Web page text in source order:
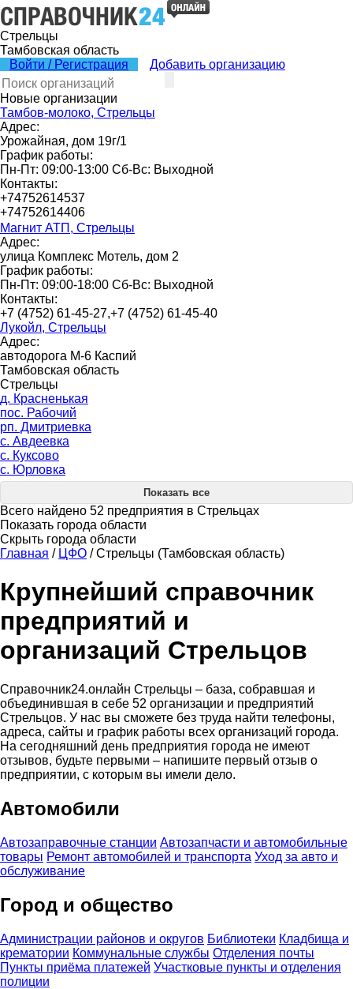
Стрельцы
Тамбовская область
Войти / Регистрация
Добавить организацию
Новые организации
Тамбов-молоко, Стрельцы
Адрес:
Урожайная, дом 19г/1
График работы:
Пн-Пт: 09:00-13:00 Сб-Вс: Выходной
Контакты:
+74752614537
+74752614406
Магнит АТП, Стрельцы
Адрес:
улица Комплекс Мотель, дом 2
График работы:
Пн-Пт: 09:00-18:00 Сб-Вс: Выходной
Контакты:
+7 (4752) 61-45-27,+7 (4752) 61-45-40
Лукойл, Стрельцы
Адрес:
автодорога М-6 Каспий
Тамбовская область
Стрельцы
д. Красненькая
пос. Рабочий
рп. Дмитриевка
с. Авдеевка
с. Куксово
с. Юрловка
Показать все
Всего найдено 52 предприятия в Стрельцах
Показать города области
Скрыть города области
Главная / ЦФО / Стрельцы (Тамбовская область)
Крупнейший справочник
предприятий и
организаций Стрельцов
Справочник24.онлайн Стрельцы – база, собравшая и
объединившая в себе 52 организации и предприятий
Стрельцов. У нас вы сможете без труда найти телефоны,
адреса, сайты и график работы всех организаций города.
На сегодняшний день предприятия города не имеют
отзывов, будьте первыми – напишите первый отзыв о
предприятии, с которым вы имели дело.
Автомобили
Автозаправочные станции Автозапчасти и автомобильные
товары Ремонт автомобилей и транспорта Уход за авто и
обслуживание
Город и общество
Администрации районов и округов Библиотеки Кладбища и
крематории Коммунальные службы Отделения почты
Пункты приёма платежей Участковые пункты и отделения
полиции